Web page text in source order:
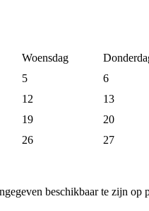
Woensdag
5 6
12 13
19 20
26 27
beschikbaar te zijn op